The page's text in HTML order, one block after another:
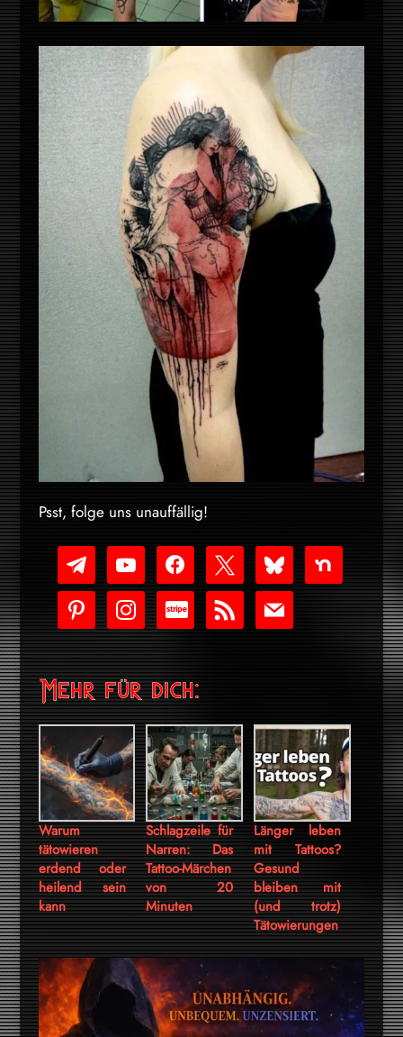
Psst, folge uns unauffällig!
telegram
youtube-
play
facebook bluesky nextdoor
pinterest instagram
cc-
stripe
rss mail
Mehr für dich:
Warum
tätowieren
erdend oder
heilend sein
kann
Schlagzeile für
Narren: Das
Tattoo-Märchen
von 20
Minuten
Länger leben
mit Tattoos?
Gesund
bleiben mit
(und trotz)
Tätowierungen